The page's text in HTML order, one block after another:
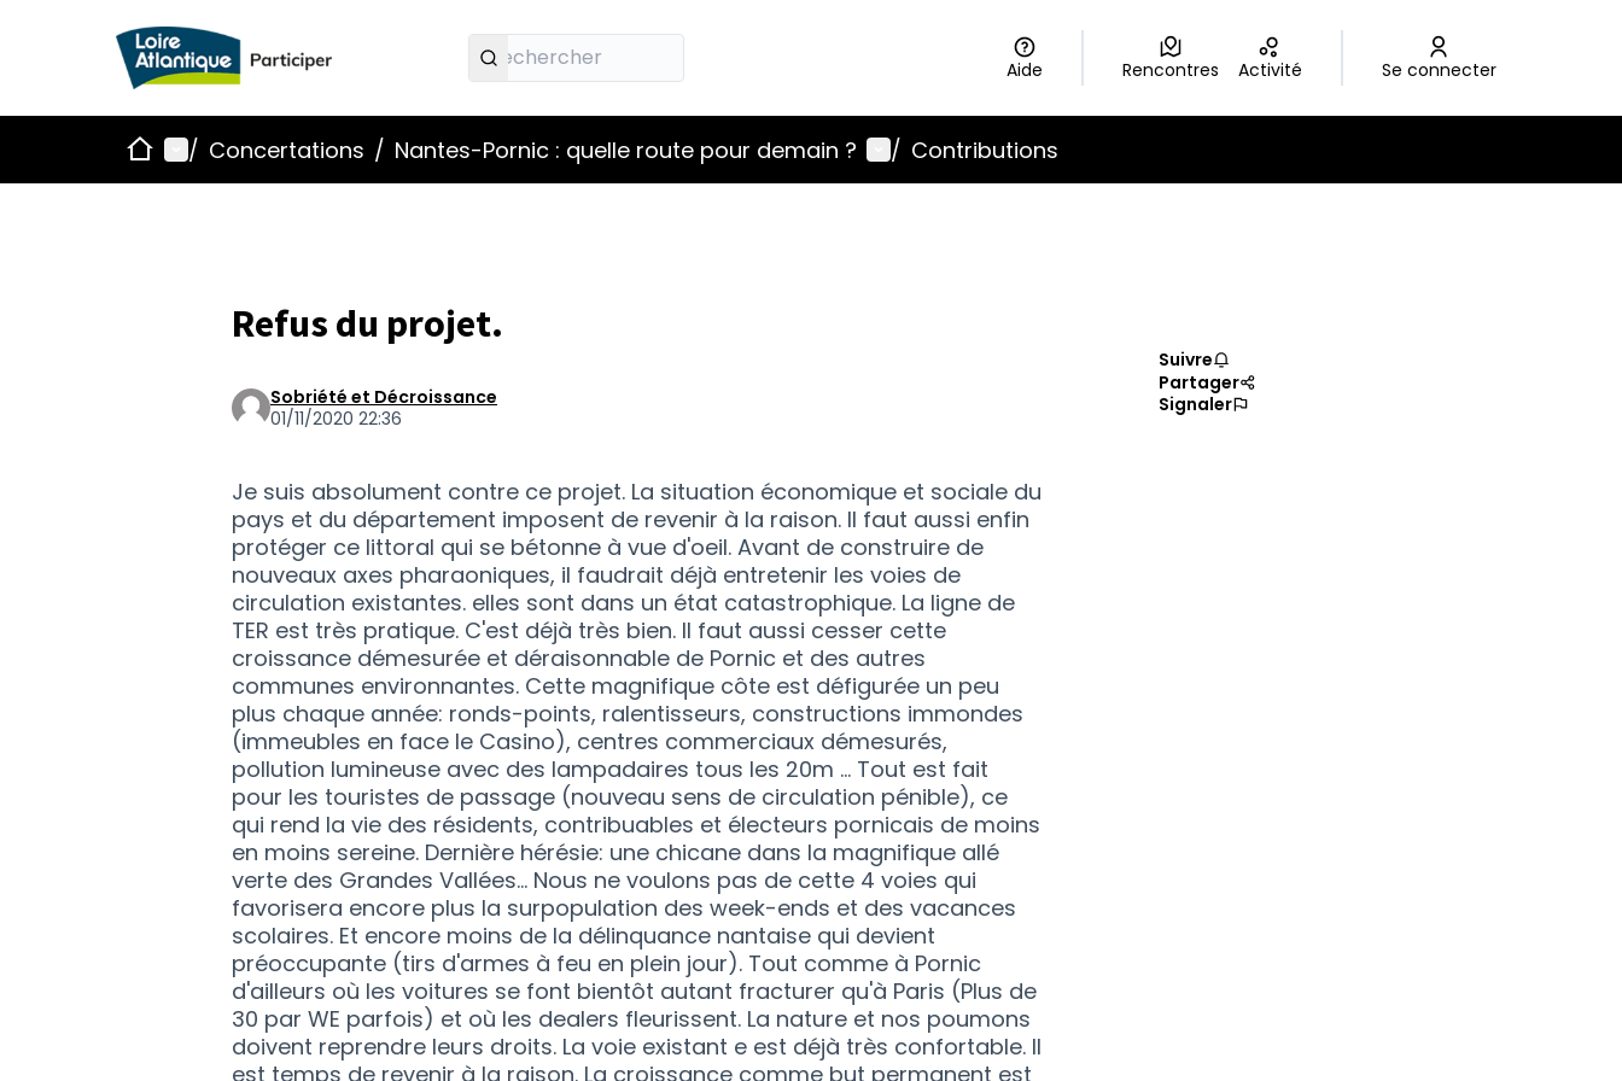
Aide Rencontres Activité Se connecter
AccueilMenu principal
/ Concertations / Nantes-Pornic : quelle route pour demain ? Menu utilisateur
/ Contributions
Refus du projet.
Sobriété et Décroissance
01/11/2020 22:36
Je suis absolument contre ce projet. La situation économique et sociale du
pays et du département imposent de revenir à la raison. Il faut aussi enfin
protéger ce littoral qui se bétonne à vue d'oeil. Avant de construire de
nouveaux axes pharaoniques, il faudrait déjà entretenir les voies de
circulation existantes. elles sont dans un état catastrophique. La ligne de
TER est très pratique. C'est déjà très bien. Il faut aussi cesser cette
croissance démesurée et déraisonnable de Pornic et des autres
communes environnantes. Cette magnifique côte est défigurée un peu
plus chaque année: ronds-points, ralentisseurs, constructions immondes
(immeubles en face le Casino), centres commerciaux démesurés,
pollution lumineuse avec des lampadaires tous les 20m ... Tout est fait
pour les touristes de passage (nouveau sens de circulation pénible), ce
qui rend la vie des résidents, contribuables et électeurs pornicais de moins
en moins sereine. Dernière hérésie: une chicane dans la magnifique allé
verte des Grandes Vallées... Nous ne voulons pas de cette 4 voies qui
favorisera encore plus la surpopulation des week-ends et des vacances
scolaires. Et encore moins de la délinquance nantaise qui devient
préoccupante (tirs d'armes à feu en plein jour). Tout comme à Pornic
d'ailleurs où les voitures se font bientôt autant fracturer qu'à Paris (Plus de
30 par WE parfois) et où les dealers fleurissent. La nature et nos poumons
doivent reprendre leurs droits. La voie existant e est déjà très confortable. Il
est temps de revenir à la raison. La croissance comme but permanent est
Suivre
Partager
Signaler